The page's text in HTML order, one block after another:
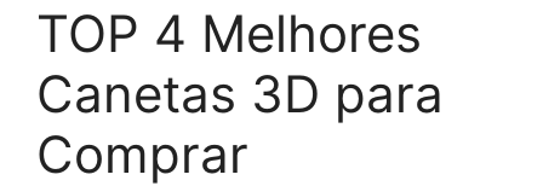
TOP 4 Melhores
Canetas 3D para
Comprar